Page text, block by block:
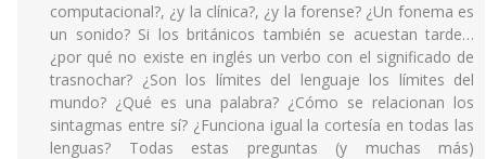
computacional?, ¿y la clínica?, ¿y la forense? ¿Un fonema es
un sonido? Si los británicos también se acuestan tarde…
¿por qué no existe en inglés un verbo con el significado de
trasnochar? ¿Son los límites del lenguaje los límites del
mundo? ¿Qué es una palabra? ¿Cómo se relacionan los
sintagmas entre sí? ¿Funciona igual la cortesía en todas las
lenguas? Todas estas preguntas (y muchas más)